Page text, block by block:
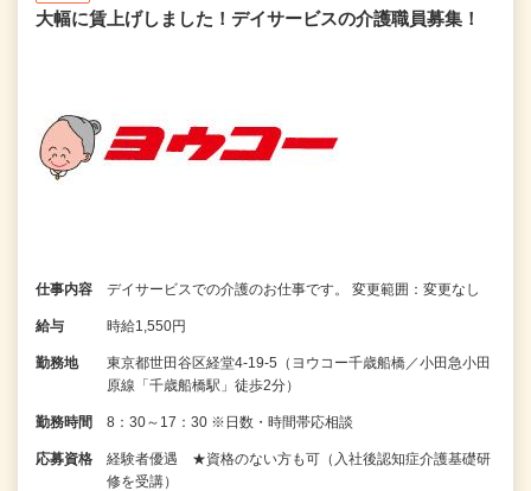
大幅に賃上げしました！デイサービスの介護職員募集！
仕事内容 デイサービスでの介護のお仕事です。 変更範囲：変更なし
給与 時給1,550円
勤務地
東京都世田谷区経堂4-19-5（ヨウコー千歳船橋／小田急小田
原線「千歳船橋駅」徒歩2分）
勤務時間 8：30～17：30 ※日数・時間帯応相談
応募資格
経験者優遇 ★資格のない方も可（入社後認知症介護基礎研
修を受講）